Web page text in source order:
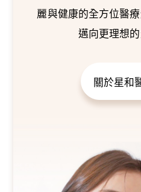
麗與健康的全方位醫
邁向更理想
關於星和